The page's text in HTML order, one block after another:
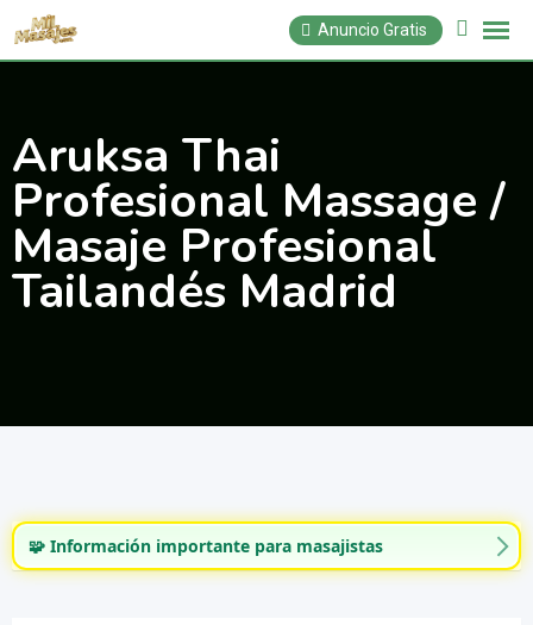
Saltar
Anuncio Gratis
Aruksa Thai
Profesional Massage /
Masaje Profesional
Tailandés Madrid
🧩 Información importante para masajistas